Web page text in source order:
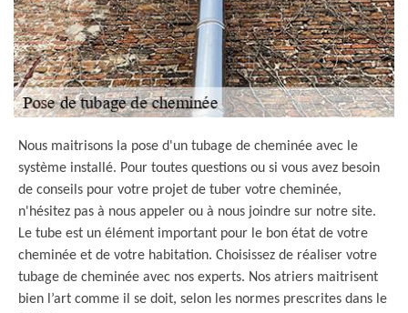
Nous maitrisons la pose d'un tubage de cheminée avec le
système installé. Pour toutes questions ou si vous avez besoin
de conseils pour votre projet de tuber votre cheminée,
n'hésitez pas à nous appeler ou à nous joindre sur notre site.
Le tube est un élément important pour le bon état de votre
cheminée et de votre habitation. Choisissez de réaliser votre
tubage de cheminée avec nos experts. Nos atriers maitrisent
bien l’art comme il se doit, selon les normes prescrites dans le